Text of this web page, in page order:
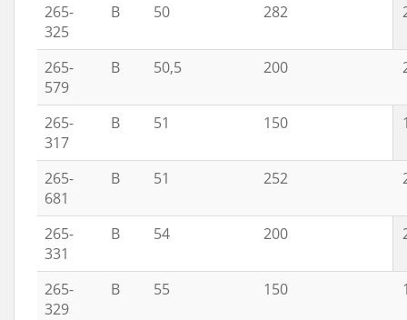
265-
325
B 50 282
265-
579
B 50,5 200
265-
317
B 51 150
265-
681
B 51 252
265-
331
B 54 200
265-
329
B 55 150